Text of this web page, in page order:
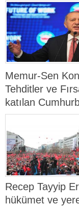
Memur-Sen
Tehditler ve
katılan
Recep Tayyip
hükümet ve